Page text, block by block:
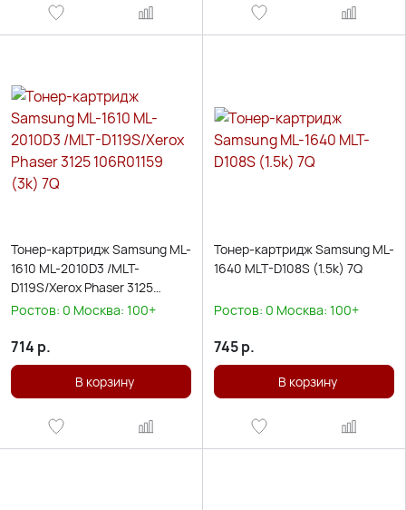
Тонер-картридж Samsung ML-
1610 ML-2010D3 /MLT-
D119S/Xerox Phaser 3125
106R01159 (3k) 7Q
Ростов: 0 Москва: 100+
714 р.
В корзину
Тонер-картридж Samsung ML-
1640 MLT-D108S (1.5k) 7Q
Ростов: 0 Москва: 100+
745р.
В корзину